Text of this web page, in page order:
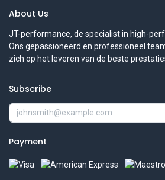
About Us
JT-performance, de specialist in high-
Ons gepassioneerd en professioneel
zich op het leveren van de beste
Subscribe
Payment